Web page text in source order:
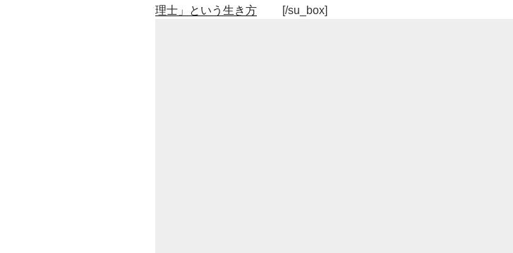
を
理士」という生き方 [/su_box]